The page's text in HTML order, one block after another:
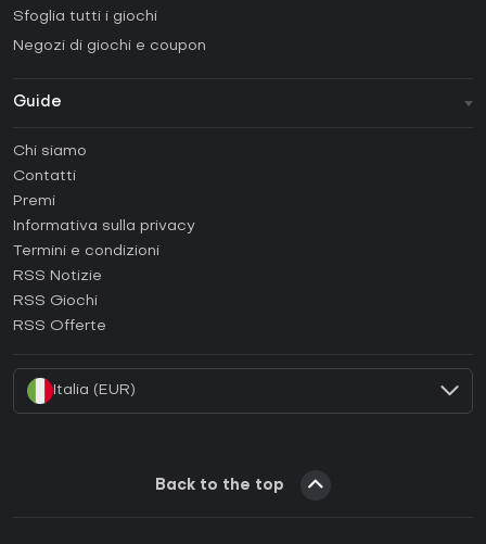
Sfoglia tutti i giochi
Negozi di giochi e coupon
Guide
Come attivare una Steam CD Key?
Come attivare una Epic Games CD Key?
Come attivare una GOG CD Key?
Come attivare una Ubisoft Connect CD Key?
Chi siamo
Contatti
Premi
Informativa sulla privacy
Termini e condizioni
RSS Notizie
RSS Giochi
RSS Offerte
Italia (EUR)
Back to the top